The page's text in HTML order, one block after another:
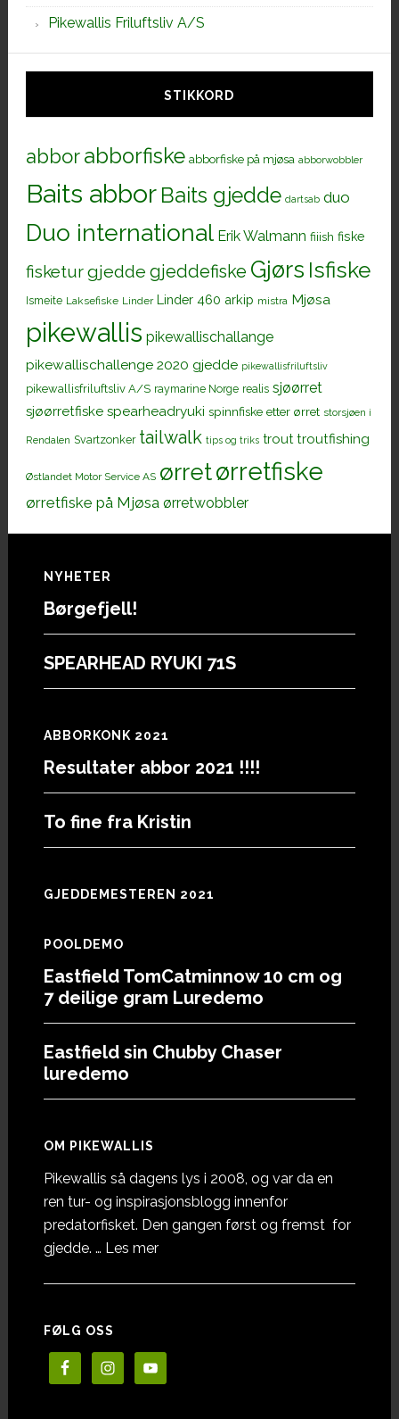
Pikewallis Friluftsliv A/S
STIKKORD
abborabborfiske abborfiske på mjøsa abborwobbler
Baits abbor Baits gjedde dartsab duo
Duo international Erik Walmann fiiish fiske
fisketurgjedde gjeddefiske Gjørs Isfiske
Ismeite Laksefiske Linder Linder 460 arkip mistra Mjøsa
pikewallis pikewallischallange
pikewallischallenge 2020 gjedde pikewallisfriluftsliv
pikewallisfriluftsliv A/S raymarine Norge realis sjøørret
sjøørretfiske spearheadryuki spinnfiske etter ørret storsjøen i
Rendalen Svartzonker tailwalk tips og triks trout troutfishing
Østlandet Motor Service AS ørretørretfiske
ørretfiske på Mjøsa ørretwobbler
Footer
NYHETER
Børgefjell!
SPEARHEAD RYUKI 71S
ABBORKONK 2021
Resultater abbor 2021 !!!!
To fine fra Kristin
GJEDDEMESTEREN 2021
POOLDEMO
Eastfield TomCatminnow 10 cm og
7 deilige gram Luredemo
Eastfield sin Chubby Chaser
luredemo
OM PIKEWALLIS
Pikewallis så dagens lys i 2008, og var da en
ren tur- og inspirasjonsblogg innenfor
predatorfisket. Den gangen først og fremst for
gjedde. … Les meromOm
FØLG OSS